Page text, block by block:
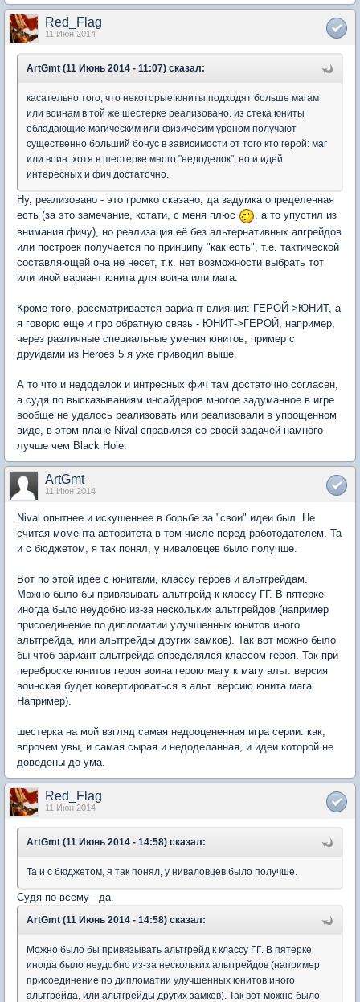
Red_Flag
11 Июн 2014
ArtGmt (11 Июнь 2014 - 11:07) сказал:
касательно того, что некоторые юниты подходят больше магам
или воинам в той же шестерке реализовано. из стека юниты
обладающие магическим или физичесим уроном получают
существенно больший бонус в зависимости от того кто герой: маг
или воин. хотя в шестерке много "недоделок", но и идей
интересных и фич достаточно.
Ну, реализовано - это громко сказано, да задумка определенная
есть (за это замечание, кстати, с меня плюс
, а то упустил из
внимания фичу), но реализация её без альтернативных апгрейдов
или построек получается по принципу "как есть", т.е. тактической
составляющей она не несет, т.к. нет возможности выбрать тот
или иной вариант юнита для воина или мага.
Кроме того, рассматривается вариант влияния: ГЕРОЙ->ЮНИТ, а
я говорю еще и про обратную связь - ЮНИТ->ГЕРОЙ, например,
через различные специальные умения юнитов, пример с
друидами из Heroes 5 я уже приводил выше.
А то что и недоделок и интресных фич там достаточно согласен,
а судя по высказываниям инсайдеров многое задуманное в игре
вообще не удалось реализовать или реализовали в упрощенном
виде, в этом плане Nival справился со своей задачей намного
лучше чем Black Hole.
ArtGmt
11 Июн 2014
Nival опытнее и искушеннее в борьбе за "свои" идеи был. Не
считая момента авторитета в том числе перед работодателем. Та
и с бюджетом, я так понял, у ниваловцев было получше.
Вот по этой идее с юнитами, классу героев и альтгрейдам.
Можно было бы привязывать альтгрейд к классу ГГ. В пятерке
иногда было неудобно из-за нескольких альтгрейдов (например
присоединение по дипломатии улучшенных юнитов иного
альтгрейда, или альтгрейды других замков). Так вот можно было
бы чтоб вариант альтгрейда определялся классом героя. Так при
переброске юнитов героя воина герою магу к магу альт. версия
воинская будет ковертироваться в альт. версию юнита мага.
Например).
шестерка на мой взгляд самая недооцененная игра серии. как,
впрочем увы, и самая сырая и недоделанная, и идеи которой не
доведены до ума.
Red_Flag
11 Июн 2014
ArtGmt (11 Июнь 2014 - 14:58) сказал:
Та и с бюджетом, я так понял, у ниваловцев было получше.
Судя по всему - да.
ArtGmt (11 Июнь 2014 - 14:58) сказал:
Можно было бы привязывать альтгрейд к классу ГГ. В пятерке
иногда было неудобно из-за нескольких альтгрейдов (например
присоединение по дипломатии улучшенных юнитов иного
альтгрейда, или альтгрейды других замков). Так вот можно было